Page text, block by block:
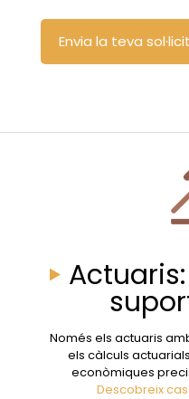
Només els actuaris
els càlculs
econòmiques
Descobreix